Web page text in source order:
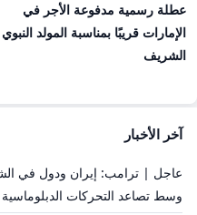
عطلة رسمية مدفوعة الأجر في
الإمارات قريبًا بمناسبة المولد النبوي
الشريف
آخر الأخبار
عاجل | ترامب: إيران ودول في
وسط تصاعد التحركات الدبلوماسية